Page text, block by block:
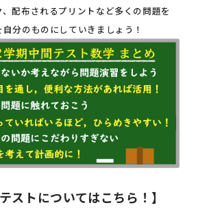
配布されるプリントなど多くの問題を
分のものにしていきましょう！
ストについてはこちら！】